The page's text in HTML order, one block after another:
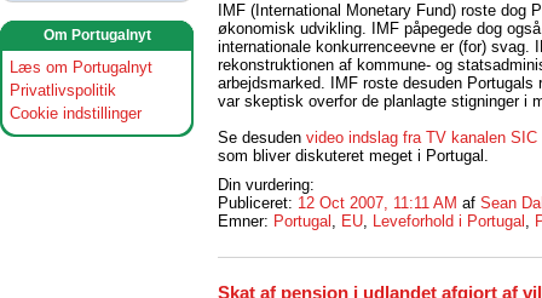
Om Portugalnyt
Læs om Portugalnyt
Privatlivspolitik
Cookie indstillinger
IMF (International Monetary Fund) roste dog
økonomisk udvikling. IMF påpegede dog
internationale konkurrenceevne er (for)
rekonstruktionen af kommune- og
arbejdsmarked. IMF roste desuden
var skeptisk overfor de planlagte stigninger i
Se desuden video indslag fra TV kanalen SIC
som bliver diskuteret meget i Portugal.
Din vurdering:
Publiceret: 12 Oct 2007, 11:11 AM af Sean
Emner: Portugal , EU, Leveforhold i Portugal ,
Skat af pension i udlandet afgjort af